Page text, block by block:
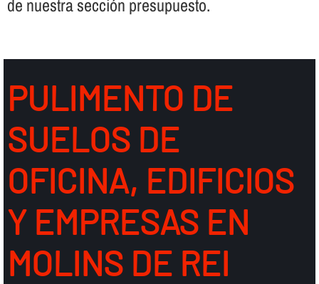
de nuestra sección presupuesto.
PULIMENTO DE
SUELOS DE
OFICINA, EDIFICIOS
Y EMPRESAS EN
MOLINS DE REI